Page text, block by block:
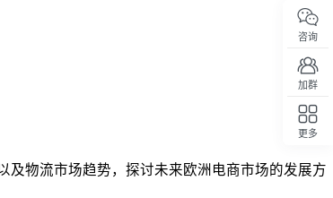
物流市场趋势，探讨未来欧洲电商市场的发展方
咨询
加群
更多